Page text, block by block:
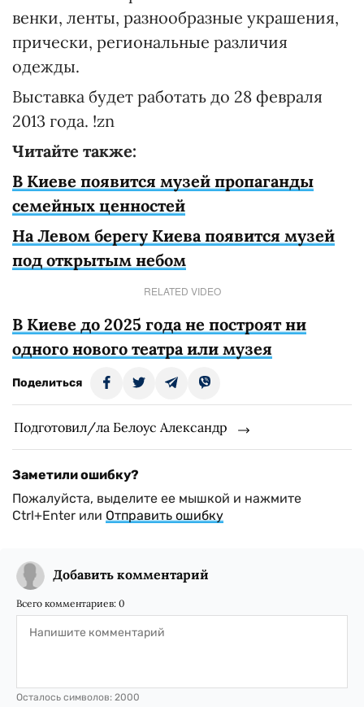
венки, ленты, разнообразные украшения,
прически, региональные различия
одежды.
Выставка будет работать до 28 февраля
2013 года. !zn
Читайте также:
В Киеве появится музей пропаганды
семейных ценностей
На Левом берегу Киева появится музей
под открытым небом
RELATED VIDEO
В Киеве до 2025 года не построят ни
одного нового театра или музея
Поделиться
Подготовил/ла Белоус Александр
Заметили ошибку?
Пожалуйста, выделите ее мышкой и нажмите
Ctrl+Enter или Отправить ошибку
Добавить комментарий
Всего комментариев: 0
Осталось символов: 2000